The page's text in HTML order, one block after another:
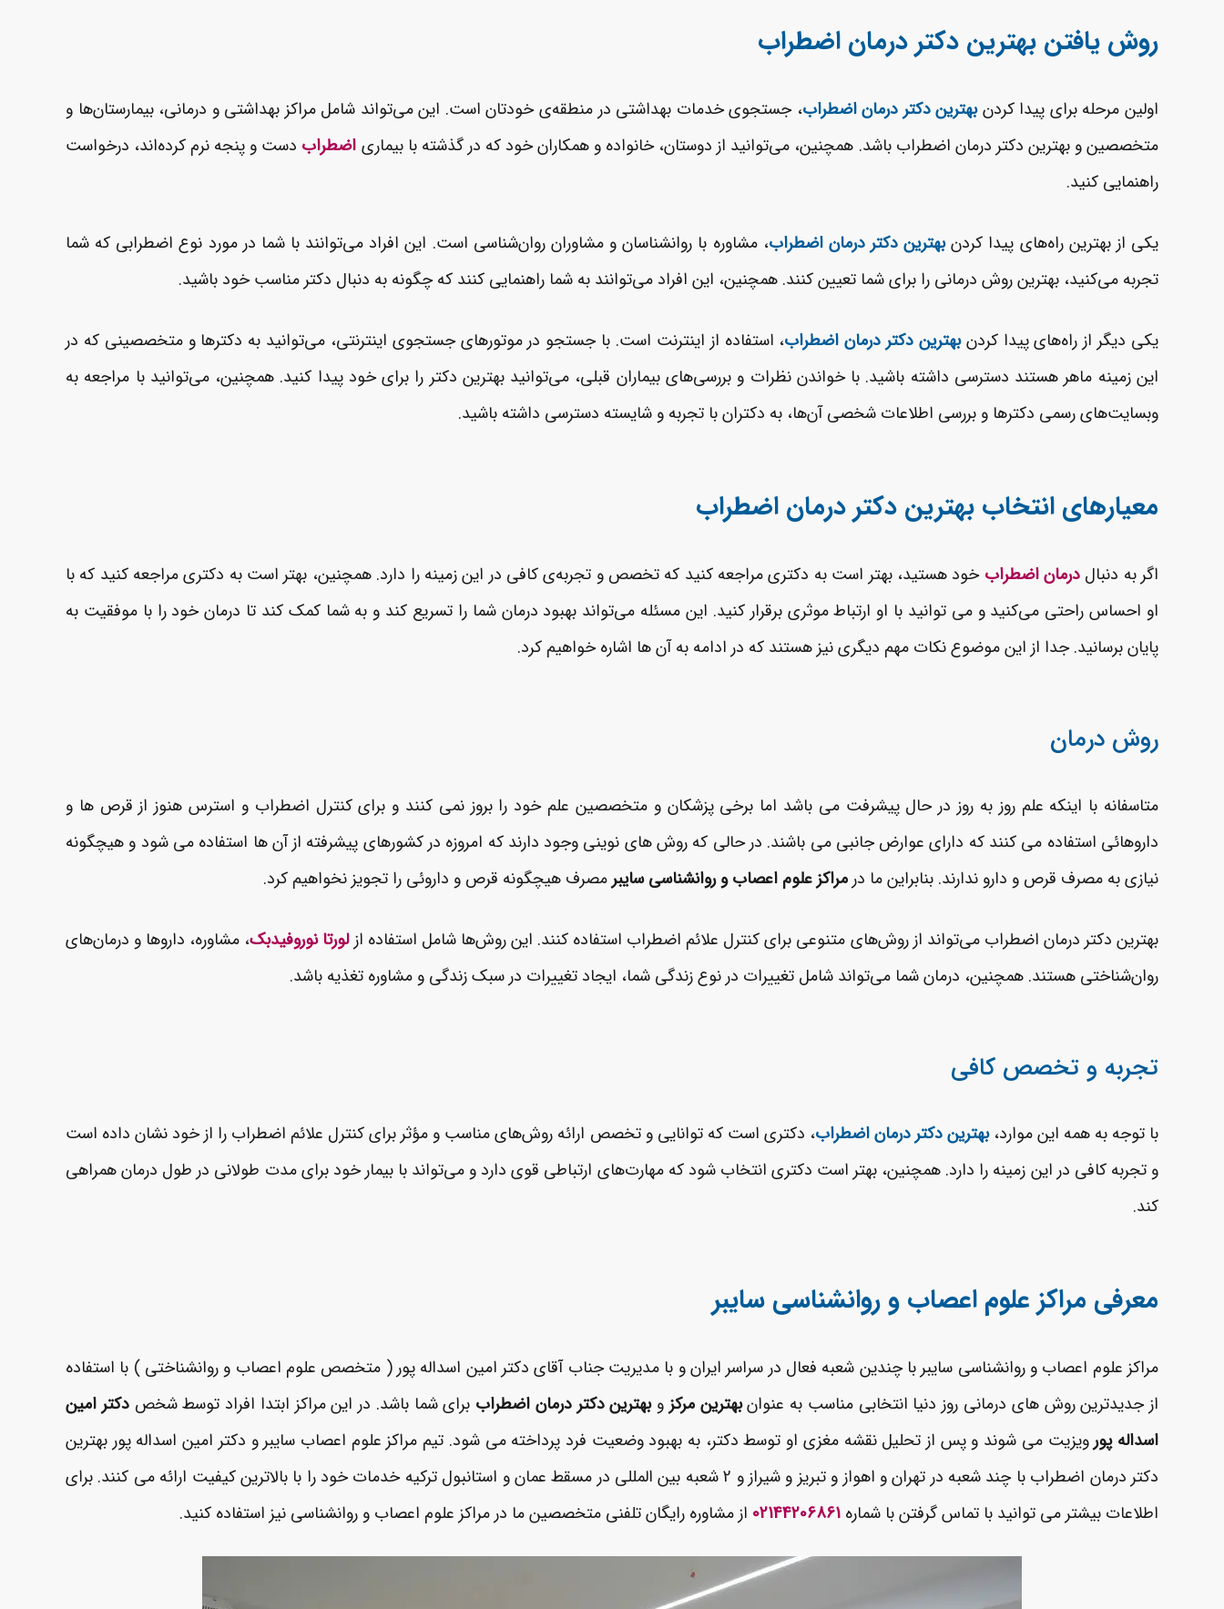
روش یافتن بهترین دکتر درمان اضطراب
اولین مرحله برای پیدا کردنبهترین دکتر درمان اضطراب، جستجوی خدمات بهداشتی در منطقه‌ی خودتان است. این می‌تواند شامل مراکز بهداشتی و درمانی، بیمارستان‌ها و
متخصصین و بهترین دکتر درمان اضطراب باشد. همچنین، می‌توانید از دوستان، خانواده و همکاران خود که در گذشته با بیماری اضطراب دست و پنجه نرم کرده‌اند، درخواست
راهنمایی کنید.
یکی از بهترین راه‌های پیدا کردنبهترین دکتر درمان اضطراب، مشاوره با روانشناسان و مشاوران روان‌شناسی است. این افراد می‌توانند با شما در مورد نوع اضطرابی که شما
تجربه می‌کنید، بهترین روش درمانی را برای شما تعیین کنند. همچنین، این افراد می‌توانند به شما راهنمایی کنند که چگونه به دنبال دکتر مناسب خود باشید.
یکی دیگر از راه‌های پیدا کردنبهترین دکتر درمان اضطراب، استفاده از اینترنت است. با جستجو در موتورهای جستجوی اینترنتی، می‌توانید به دکترها و متخصصینی که در
این زمینه ماهر هستند دسترسی داشته باشید. با خواندن نظرات و بررسی‌های بیماران قبلی، می‌توانید بهترین دکتر را برای خود پیدا کنید. همچنین، می‌توانید با مراجعه به
وبسایت‌های رسمی دکترها و بررسی اطلاعات شخصی آن‌ها، به دکتران با تجربه و شایسته دسترسی داشته باشید.
معیارهای انتخاب بهترین دکتر درمان اضطراب
اگر به دنبالدرمان اضطراب خود هستید، بهتر است به دکتری مراجعه کنید که تخصص و تجربه‌ی کافی در این زمینه را دارد. همچنین، بهتر است به دکتری مراجعه کنید که با
او احساس راحتی می‌کنید و می توانید با او ارتباط موثری برقرار کنید. این مسئله می‌تواند بهبود درمان شما را تسریع کند و به شما کمک کند تا درمان خود را با موفقیت به
پایان برسانید. جدا از این موضوع نکات مهم دیگری نیز هستند که در ادامه به آن ها اشاره خواهیم کرد.
روش درمان
متاسفانه با اینکه علم روز به روز در حال پیشرفت می باشد اما برخی پزشکان و متخصصین علم خود را بروز نمی کنند و برای کنترل اضطراب و استرس هنوز از قرص ها و
داروهائی استفاده می کنند که دارای عوارض جانبی می باشند. در حالی که روش های نوینی وجود دارند که امروزه در کشورهای پیشرفته از آن ها استفاده می شود و هیچگونه
نیازی به مصرف قرص و دارو ندارند. بنابراین ما در مراکز علوم اعصاب و روانشناسی سایبرمصرف هیچگونه قرص و داروئی را تجویز نخواهیم کرد.
بهترین دکتر درمان اضطراب می‌تواند از روش‌های متنوعی برای کنترل علائم اضطراب استفاده کنند. این روش‌ها شامل استفاده ازلورتا نوروفیدبک، مشاوره، داروها و درمان‌های
روان‌شناختی هستند. همچنین، درمان شما می‌تواند شامل تغییرات در نوع زندگی شما، ایجاد تغییرات در سبک زندگی و مشاوره تغذیه باشد.
تجربه و تخصص کافی
با توجه به همه این موارد،بهترین دکتر درمان اضطراب، دکتری است که توانایی و تخصص ارائه روش‌های مناسب و مؤثر برای کنترل علائم اضطراب را از خود نشان داده است
و تجربه کافی در این زمینه را دارد. همچنین، بهتر است دکتری انتخاب شود که مهارت‌های ارتباطی قوی دارد و می‌تواند با بیمار خود برای مدت طولانی در طول درمان همراهی
کند.
معرفی مراکز علوم اعصاب و روانشناسی سایبر
مراکز علوم اعصاب و روانشناسی سایبر با چندین شعبه فعال در سراسر ایران و با مدیریت جناب آقای دکتر امین اسداله پور ( متخصص علوم اعصاب و روانشناختی ) با استفاده
از جدیدترین روش های درمانی روز دنیا انتخابی مناسب به عنوانبهترین مرکز وبهترین دکتر درمان اضطراب برای شما باشد. در این مراکز ابتدا افراد توسط شخصدکتر امین
اسداله پورویزیت می شوند و پس از تحلیل نقشه مغزی او توسط دکتر، به بهبود وضعیت فرد پرداخته می شود. تیم مراکز علوم اعصاب سایبر و دکتر امین اسداله پور بهترین
دکتر درمان اضطراب با چند شعبه در تهران و اهواز و تبریز و شیراز و 2 شعبه بین المللی در مسقط عمان و استانبول ترکیه خدمات خود را با بالاترین کیفیت ارائه می کنند. برای
اطلاعات بیشتر می توانید با تماس گرفتن با شماره 02144206861 از مشاوره رایگان تلفنی متخصصین ما در مراکز علوم اعصاب و روانشناسی نیز استفاده کنید.